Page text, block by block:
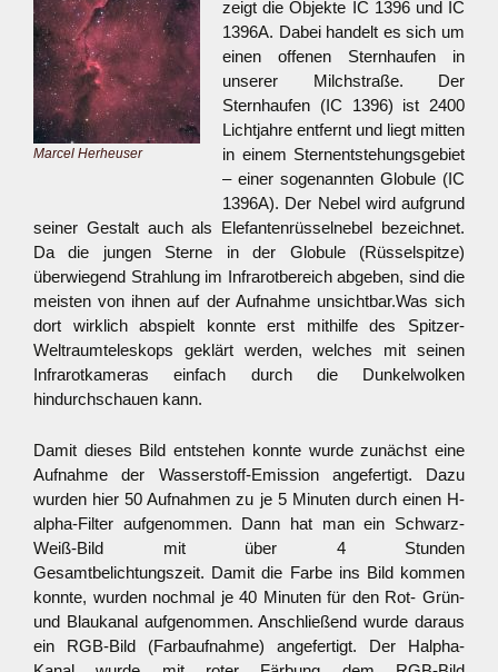
Marcel Herheuser
zeigt die Objekte IC 1396 und IC
1396A. Dabei handelt es sich um
einen offenen Sternhaufen in
unserer Milchstraße. Der
Sternhaufen (IC 1396) ist 2400
Lichtjahre entfernt und liegt mitten
in einem Sternentstehungsgebiet
– einer sogenannten Globule (IC
1396A). Der Nebel wird aufgrund
seiner Gestalt auch als Elefantenrüsselnebel bezeichnet.
Da die jungen Sterne in der Globule (Rüsselspitze)
überwiegend Strahlung im Infrarotbereich abgeben, sind die
meisten von ihnen auf der Aufnahme unsichtbar.Was sich
dort wirklich abspielt konnte erst mithilfe des Spitzer-
Weltraumteleskops geklärt werden, welches mit seinen
Infrarotkameras einfach durch die Dunkelwolken
hindurchschauen kann.
Damit dieses Bild entstehen konnte wurde zunächst eine
Aufnahme der Wasserstoff-Emission angefertigt. Dazu
wurden hier 50 Aufnahmen zu je 5 Minuten durch einen H-
alpha-Filter aufgenommen. Dann hat man ein Schwarz-
Weiß-Bild mit über 4 Stunden
Gesamtbelichtungszeit. Damit die Farbe ins Bild kommen
konnte, wurden nochmal je 40 Minuten für den Rot- Grün-
und Blaukanal aufgenommen. Anschließend wurde daraus
ein RGB-Bild (Farbaufnahme) angefertigt. Der Halpha-